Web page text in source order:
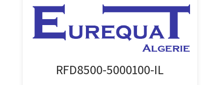
RFD8500-5000100-IL